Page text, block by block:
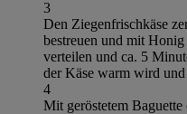
3
Den Ziegenfrischkäse
bestreuen und mit
verteilen und ca. 5
der Käse warm wird
4
Mit geröstetem Baguette